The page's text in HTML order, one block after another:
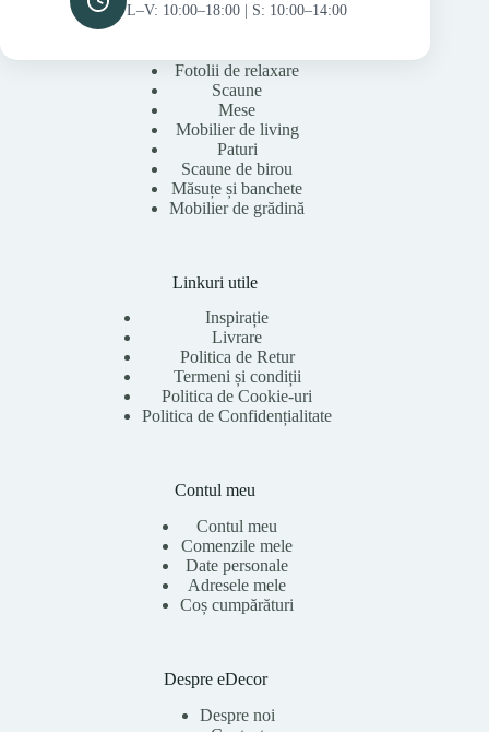
L–V: 10:00–18:00 | S: 10:00–14:00
Fotolii de relaxare
Scaune
Mese
Mobilier de living
Paturi
Scaune de birou
Măsuțe și banchete
Mobilier de grădină
Linkuri utile
Inspirație
Livrare
Politica de Retur
Termeni și condiții
Politica de Cookie-uri
Politica de Confidențialitate
Contul meu
Contul meu
Comenzile mele
Date personale
Adresele mele
Coș cumpărături
Despre eDecor
Despre noi